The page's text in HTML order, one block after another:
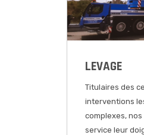
LEVAGE
Titulaires des
interventions
complexes,
service leur